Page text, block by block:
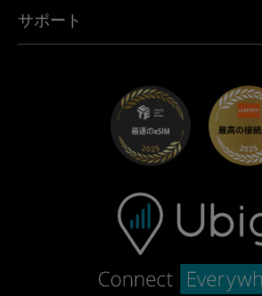
Mini向けUbigi
Maserati向けUbigi
Ubigiアプリ
アフェリエイトプログラム
サポート
トラブルシューティング
ヘルプセンター
お問い合わせ先